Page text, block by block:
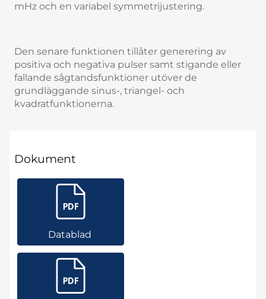
mHz och en variabel symmetrijustering.
Den senare funktionen tillåter generering av
positiva och negativa pulser samt stigande eller
fallande sågtandsfunktioner utöver de
grundläggande sinus-, triangel- och
kvadratfunktionerna.
Dokument
Datablad